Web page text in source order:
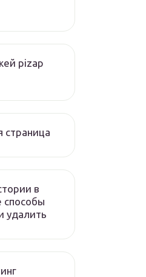
pizap
страница
в
способы
удалить